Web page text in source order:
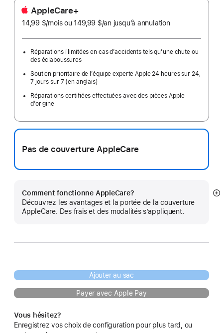
AppleCare+
14,99 $/moispar
ou 149,99 $/anpar
jusqu’à annulation
Réparations illimitées en cas d’accidents tels qu’une chute ou
des éclaboussures
Soutien prioritaire de l’équipe experte Apple 24 heures sur 24,
7 jours sur 7 (en anglais)
Réparations certifiées effectuées avec des pièces Apple
d’origine
Pas de couverture AppleCare
Comment fonctionne AppleCare?
Découvrez les avantages et la portée de la couverture
AppleCare. Des frais et des modalités s’appliquent.
Ajouter au sac
Payer avec Apple Pay
Vous hésitez?
Enregistrez vos choix de configuration pour plus tard, ou